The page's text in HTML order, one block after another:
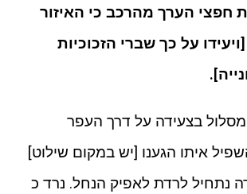
חפצי הערך מהרכב כי האיזור
על כך שברי הזכוכיות
בצעידה על דרך העפר
איתו הגענו [יש במקום שילוט]
נתחיל לרדת לאפיק הנחל. נרד כ